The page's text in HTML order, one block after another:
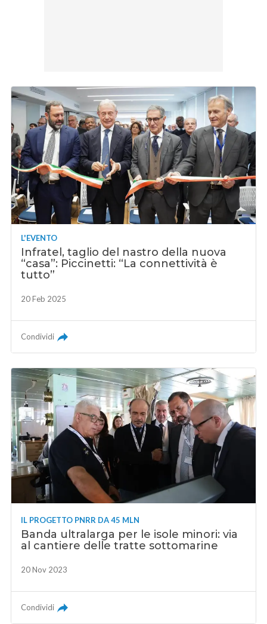
L'EVENTO
Infratel, taglio del nastro della nuova
“casa”: Piccinetti: “La connettività è
tutto”
20 Feb 2025
Condividi
IL PROGETTO PNRR DA 45 MLN
Banda ultralarga per le isole minori: via
al cantiere delle tratte sottomarine
20 Nov 2023
Condividi